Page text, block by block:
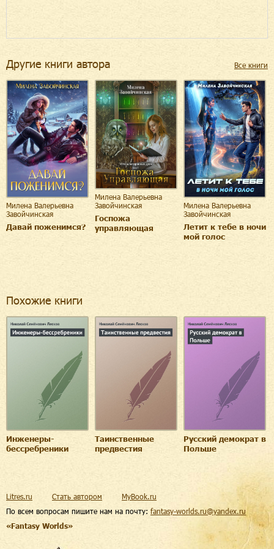
Другие книги автора Все книги
Милена Валерьевна
Завойчинская
Давай поженимся?
Милена Валерьевна
Завойчинская
Госпожа
управляющая
Милена Валерьевна
Завойчинская
Летит к тебе в ночи
мой голос
Похожие книги
Инженеры-
бессребреники
Таинственные
предвестия
Русский демократ в
Польше
По всем вопросам пишите нам на почту: fantasy-worlds.ru@yandex.ru
«Fantasy Worlds»
Litres.ru Стать автором MyBook.ru